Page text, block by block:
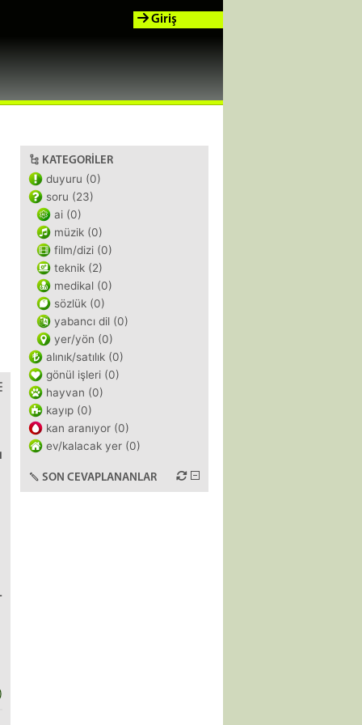
Giriş
KATEGORILER
duyuru (0)
soru (23)
ai (0)
müzik (0)
film/dizi (0)
teknik (2)
medikal (0)
sözlük (0)
yabancı dil (0)
yer/yön (0)
alınık/satılık (0)
gönül işleri (0)
hayvan (0)
kayıp (0)
kan aranıyor (0)
ev/kalacak yer (0)
SON CEVAPLANANLAR